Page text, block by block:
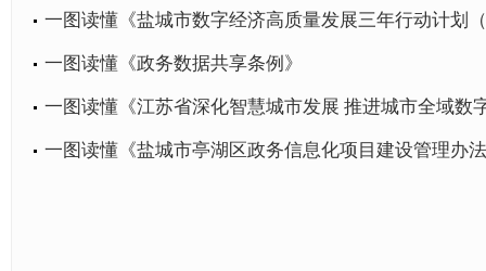
一图读懂《盐城市数字经济高质量发展三年行动计划
一图读懂《政务数据共享条例》
一图读懂《江苏省深化智慧城市发展 推进城市全域数
一图读懂《盐城市亭湖区政务信息化项目建设管理办